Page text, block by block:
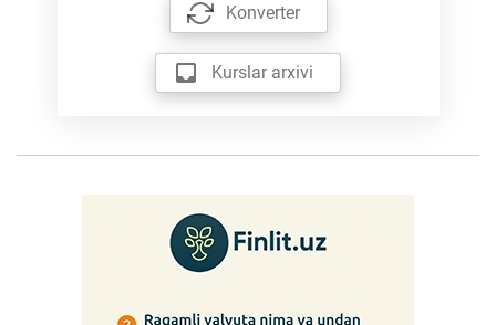
Konverter
Kurslar arxivi